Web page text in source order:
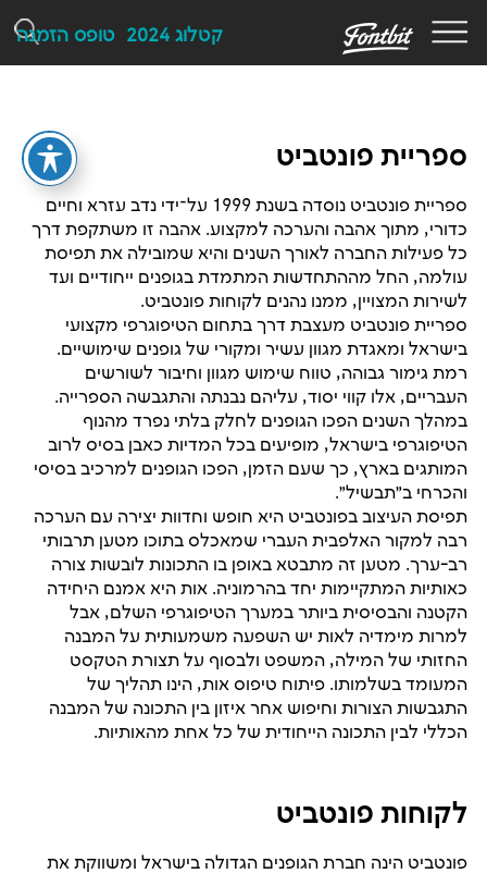
F קטלוג 2024 טופס הזמנה
ספריית פונטביט
ספריית פונטביט נוסדה בשנת 1999 על־ידי נדב עזרא וחיים
כדורי, מתוך אהבה והערכה למקצוע. אהבה זו משתקפת דרך
כל פעילות החברה לאורך השנים והיא שמובילה את תפיסת
עולמה, החל מההתחדשות המתמדת בגופנים ייחודיים ועד
לשירות המצויין, ממנו נהנים לקוחות פונטביט.
ספריית פונטביט מעצבת דרך בתחום הטיפוגרפי מקצועי
בישראל ומאגדת מגוון עשיר ומקורי של גופנים שימושיים.
רמת גימור גבוהה, טווח שימוש מגוון וחיבור לשורשים
העבריים, אלו קווי יסוד, עליהם נבנתה והתגבשה הספרייה.
במהלך השנים הפכו הגופנים לחלק בלתי נפרד מהנוף
הטיפוגרפי בישראל, מופיעים בכל המדיות כאבן בסיס לרוב
המותגים בארץ, כך שעם הזמן, הפכו הגופנים למרכיב בסיסי
והכרחי ב״תבשיל״.
תפיסת העיצוב בפונטביט היא חופש וחדוות יצירה עם הערכה
רבה למקור האלפבית העברי שמאכלס בתוכו מטען תרבותי
רב-ערך. מטען זה מתבטא באופן בו התכונות לובשות צורה
כאותיות המתקיימות יחד בהרמוניה. אות היא אמנם היחידה
הקטנה והבסיסית ביותר במערך הטיפוגרפי השלם, אבל
למרות מימדיה לאות יש השפעה משמעותית על המבנה
החזותי של המילה, המשפט ולבסוף על תצורת הטקסט
המעומד בשלמותו. פיתוח טיפוס אות, הינו תהליך של
התגבשות הצורות וחיפוש אחר איזון בין התכונה של המבנה
הכללי לבין התכונה הייחודית של כל אחת מהאותיות.
לקוחות פונטביט
פונטביט הינה חברת הגופנים הגדולה בישראל ומשווקת את